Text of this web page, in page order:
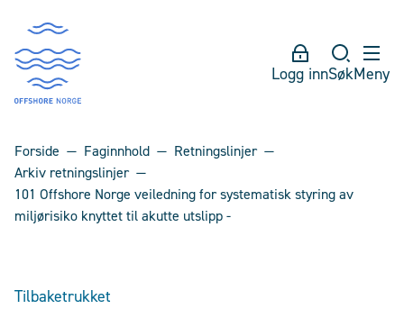
Logg innSøkMeny
Forside Faginnhold
Retningslinjer
Arkiv retningslinjer
101 Offshore Norge veiledning for systematisk styring av
miljørisiko knyttet til akutte utslipp -
Tilbaketrukket